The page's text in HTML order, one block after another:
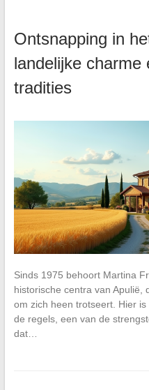
Ontsnapping in
landelijke charme
tradities
Sinds 1975 behoort Martina
historische centra van Apulië,
om zich heen trotseert. Hier
de regels, een van de
dat…